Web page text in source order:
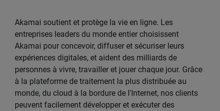
Akamai soutient et protège la vie en ligne. Les
entreprises leaders du monde entier choisissent
Akamai pour concevoir, diffuser et sécuriser leurs
expériences digitales, et aident des milliards de
personnes à vivre, travailler et jouer chaque jour. Grâce
à la plateforme de traitement la plus distribuée au
monde, du cloud à la bordure de l'Internet, nos clients
peuvent facilement développer et exécuter des